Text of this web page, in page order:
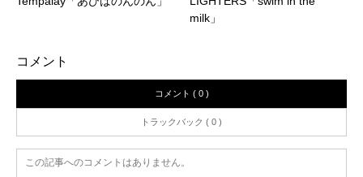
milk」
コメント
コメント ( 0 )
トラックバック ( 0 )
この記事へのコメントはありません。